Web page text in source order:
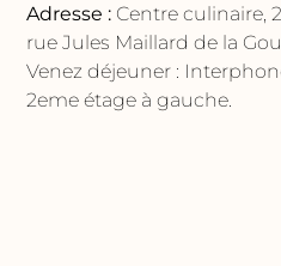
Adresse : Centre culinaire,
rue Jules Maillard de la
Venez déjeuner :
2eme étage à gauche.